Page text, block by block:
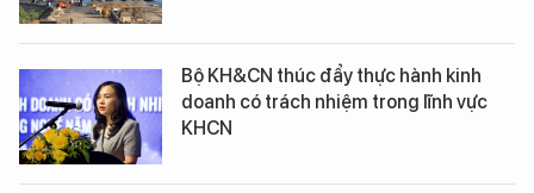
Bộ KH&CN thúc đẩy thực hành kinh
doanh có trách nhiệm trong lĩnh vực
KHCN